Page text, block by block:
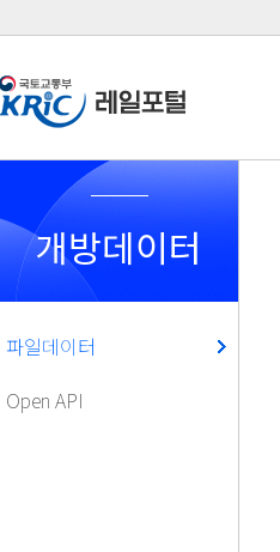
개방데이터
파일데이터
Open API